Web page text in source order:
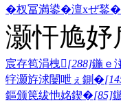
�杈冨満鍙�澶хぜ鍫�
灏忓尯
宸存笣涓栧[288]鍦ｅ
牸灏斿浗闄呭ぇ鍘�
鏂颁笢绂忚姳鍥�[85]